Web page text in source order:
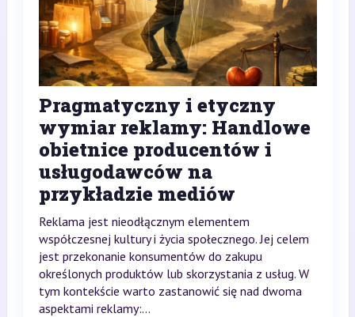
Pragmatyczny i etyczny
wymiar reklamy: Handlowe
obietnice producentów i
usługodawców na
przykładzie mediów
Reklama jest nieodłącznym elementem
współczesnej kultury i życia społecznego. Jej celem
jest przekonanie konsumentów do zakupu
określonych produktów lub skorzystania z usług. W
tym kontekście warto zastanowić się nad dwoma
aspektami reklamy:...